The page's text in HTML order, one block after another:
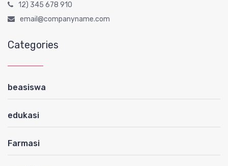
12) 345 678 910
email@companyname.com
Categories
beasiswa
edukasi
Farmasi